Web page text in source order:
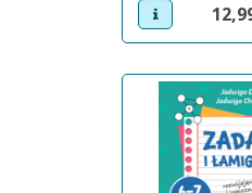
view product
Cena